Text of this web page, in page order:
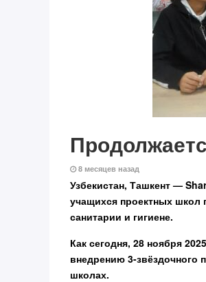
8 месяцев назад
Узбекистан, Ташкент —
учащихся проектных
санитарии и гигиене.
Как сегодня, 28 ноября
внедрению 3-звёздочного
школах.